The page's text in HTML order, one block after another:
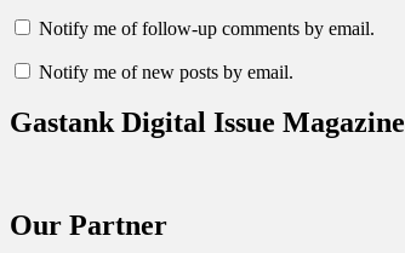
Notify me of follow-up comments by email.
Notify me of new posts by email.
Gastank Digital Issue Magazine
Our Partner